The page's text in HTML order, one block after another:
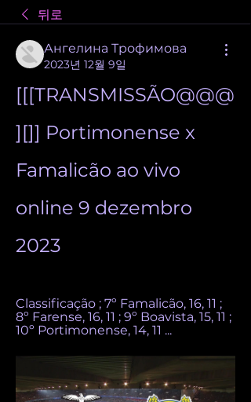
뒤로
Ангелина Трофимова
2023년 12월 9일
[[[TRANSMISSÃO@@@
][]] Portimonense x
Famalicão ao vivo
online 9 dezembro
2023
Classificação ; 7º Famalicão, 16, 11 ;
8º Farense, 16, 11 ; 9º Boavista, 15, 11 ;
10º Portimonense, 14, 11 ...